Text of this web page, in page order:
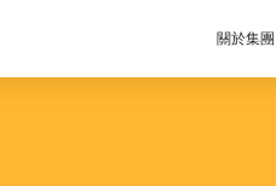
關於集團